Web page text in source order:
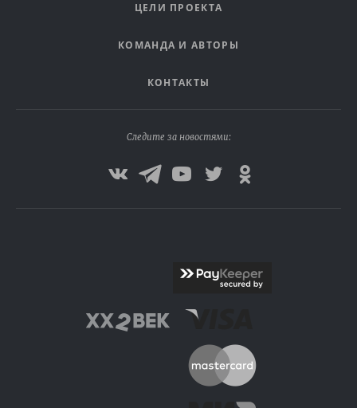
ЦЕЛИ ПРОЕКТА
КОМАНДА И АВТОРЫ
КОНТАКТЫ
Следите за новостями: